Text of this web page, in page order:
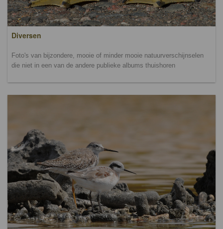
Diversen
Foto's van bijzondere, mooie of minder mooie natuurverschijnselen
die niet in een van de andere publieke albums thuishoren